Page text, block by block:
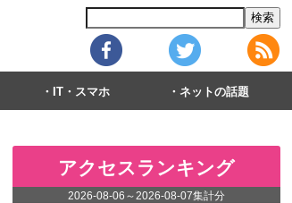
IT・スマホ ネットの話題
アクセスランキング
2026-08-06 ～2026-08-07集計分